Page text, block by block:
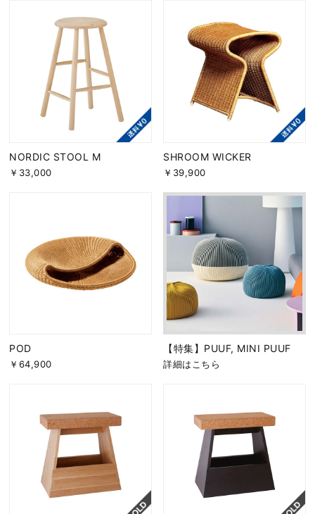
NORDIC STOOL M
￥33,000
SHROOM WICKER
￥39,900
POD
￥64,900
【特集】PUUF, MINI PUUF
詳細はこちら